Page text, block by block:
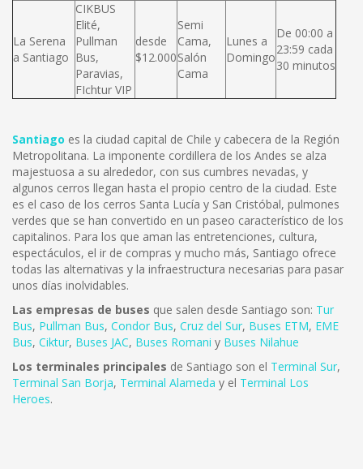
La Serena
a Santiago
CIKBUS
Elité,
Pullman
Bus,
Paravias,
FIchtur VIP
desde
$12.000
Semi
Cama,
Salón
Cama
Lunes a
Domingo
De 00:00 a
23:59 cada
30 minutos
Santiago es la ciudad capital de Chile y cabecera de la Región
Metropolitana. La imponente cordillera de los Andes se alza
majestuosa a su alrededor, con sus cumbres nevadas, y
algunos cerros llegan hasta el propio centro de la ciudad. Este
es el caso de los cerros Santa Lucía y San Cristóbal, pulmones
verdes que se han convertido en un paseo característico de los
capitalinos. Para los que aman las entretenciones, cultura,
espectáculos, el ir de compras y mucho más, Santiago ofrece
todas las alternativas y la infraestructura necesarias para pasar
unos días inolvidables.
Las empresas de buses que salen desde Santiago son: Tur
Bus, Pullman Bus, Condor Bus, Cruz del Sur, Buses ETM, EME
Bus, Ciktur, Buses JAC, Buses Romani y Buses Nilahue
Los terminales principales de Santiago son el Terminal Sur,
Terminal San Borja, Terminal Alameda y el Terminal Los
Heroes.